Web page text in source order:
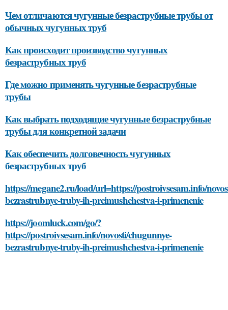
Чем отличаются чугунные безраструбные трубы от
обычных чугунных труб
Как происходит производство чугунных
безраструбных труб
Где можно применять чугунные безраструбные
трубы
Как выбрать подходящие чугунные безраструбные
трубы для конкретной задачи
Как обеспечить долговечность чугунных
безраструбных труб
https://megane2.ru/load/url=https://postroivsesam.info/
bezrastrubnye-truby-ih-preimushchestva-i-primenenie
https://joomluck.com/go/?
https://postroivsesam.info/novosti/chugunnye-
bezrastrubnye-truby-ih-preimushchestva-i-primenenie